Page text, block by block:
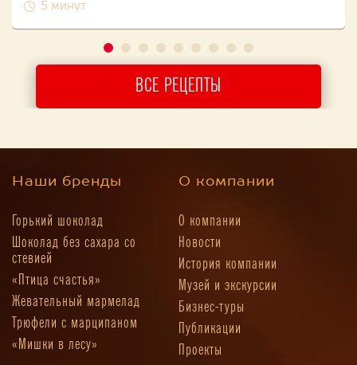
5 минут
ВСЕ РЕЦЕПТЫ
Наши бренды
Горький шоколад
Шоколад без сахара со
стевией
«Птица счастья»
Жевательный мармелад
Трюфели с марципаном
«Мишки в лесу»
О компании
О компании
Новости
История компании
Музей и экскурсии
Бизнес-туры
Публикации
Проекты